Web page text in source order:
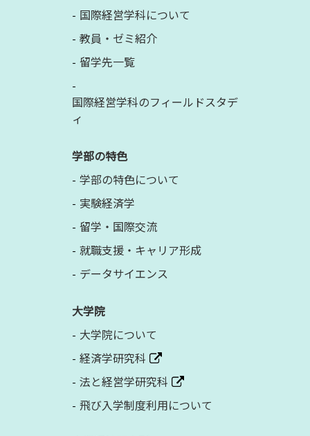
国際経営学科について
教員・ゼミ紹介
留学先一覧
国際経営学科のフィールドスタデ
ィ
学部の特色
学部の特色について
実験経済学
留学・国際交流
就職支援・キャリア形成
データサイエンス
大学院
大学院について
経済学研究科
法と経営学研究科
飛び入学制度利用について